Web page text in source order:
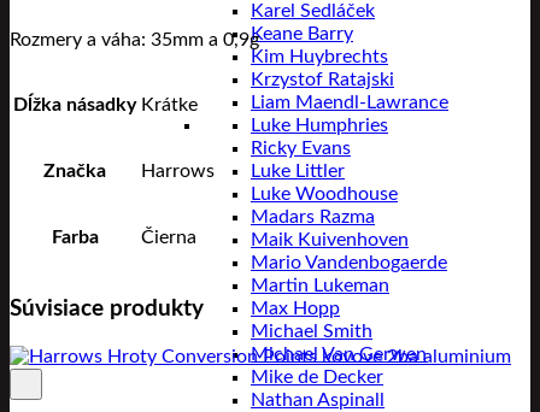
Karel Sedláček
Keane Barry
Kim Huybrechts
Krzystof Ratajski
Liam Maendl-Lawrance
Luke Humphries
Ricky Evans
Luke Littler
Luke Woodhouse
Madars Razma
Maik Kuivenhoven
Mario Vandenbogaerde
Martin Lukeman
Max Hopp
Michael Smith
Michael Van Gerwen
Mike de Decker
Nathan Aspinall
Rozmery a váha: 35mm a 0,9g
Dĺžka násadky Krátke
Značka Harrows
Farba Čierna
Súvisiace produkty